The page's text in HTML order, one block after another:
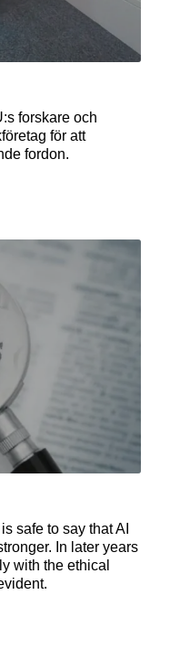
forskare och
för att
fordon.
safe to say that AI
In later years
with the ethical